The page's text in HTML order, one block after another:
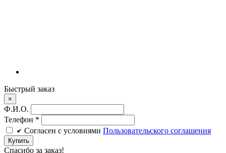
Быстрый заказ
×
Ф.И.О.
Телефон *
Cогласен c условиями Пользовательского соглашения
Купить
Спасибо за заказ!